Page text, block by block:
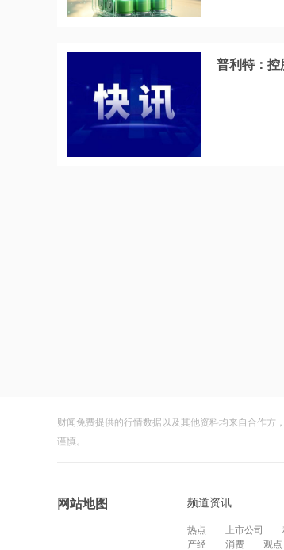
普利特：控
财闻免费提供的行情数据以及其他资料均来自合作方
谨慎。
网站地图 频道资讯
热点 上市公司
产经
消费 观点